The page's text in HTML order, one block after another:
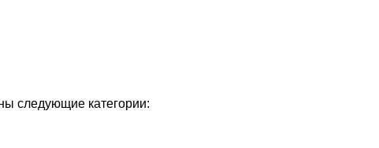
следующие категории: